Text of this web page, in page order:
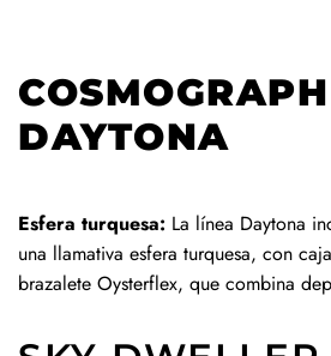
COSMOGRAPH
DAYTONA
Esfera turquesa: La línea Daytona
una llamativa esfera turquesa, con
brazalete Oysterflex, que combina